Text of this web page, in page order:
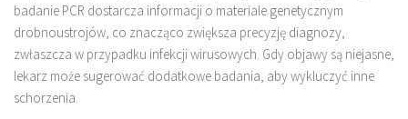
badanie PCR dostarcza informacji o materiale genetycznym
drobnoustrojów, co znacząco zwiększa precyzję diagnozy,
zwłaszcza w przypadku infekcji wirusowych. Gdy objawy są niejasne,
lekarz może sugerować dodatkowe badania, aby wykluczyć inne
schorzenia.